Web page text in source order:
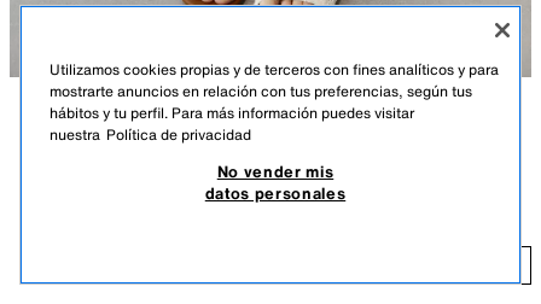
DESCRIPCIÓNCOMPOSICIÓN MEDIDAS
Zapato tipo sandalia plana en crochet. Estilo pala. Tira delantera con
detalle trenzado. Acabado en punta redonda.
SANDALIA PLANA CROCHET
Utilizamos cookies propias y de terceros con fines analíticos y para
mostrarte anuncios en relación con tus preferencias, según tus
hábitos y tu perfil. Para más información puedes visitar
nuestra Política de privacidad
No vender mis
datos personales